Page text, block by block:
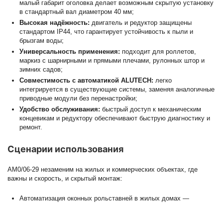
малый габарит оголовка делает возможным скрытую установку
в стандартный вал диаметром 40 мм;
Высокая надёжность: двигатель и редуктор защищены
стандартом IP44, что гарантирует устойчивость к пыли и
брызгам воды;
Универсальность применения: подходит для роллетов,
маркиз с шарнирными и прямыми плечами, рулонных штор и
зимних садов;
Совместимость с автомати­кой ALUTECH: легко
интегрируется в существующие системы, заменяя аналогичные
приводные модули без перенастройки;
Удобство обслуживания: быстрый доступ к механическим
концевикам и редуктору обеспечивают быструю диагностику и
ремонт.
Сценарии использования
AM0/06-29 незаменим на жилых и коммерческих объектах, где
важны и скорость, и скрытый монтаж:
Автоматизация оконных рольставней в жилых домах —